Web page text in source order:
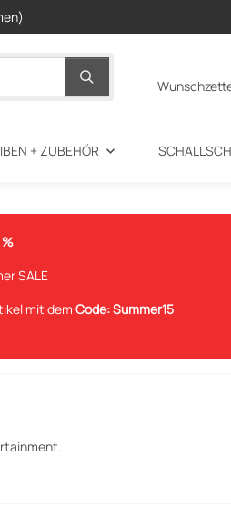
+ ZUBEHÖR
%
SALE
mit dem Code: Summer15